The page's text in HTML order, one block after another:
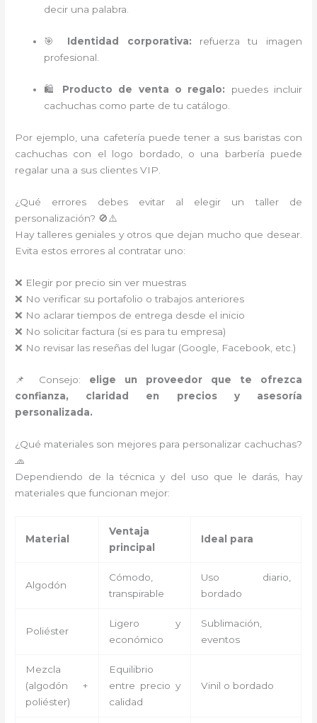
decir una palabra.
🎯 Identidad corporativa: refuerza tu imagen
profesional.
🛍️ Producto de venta o regalo: puedes incluir
cachuchas como parte de tu catálogo.
Por ejemplo, una cafetería puede tener a sus baristas con
cachuchas con el logo bordado, o una barbería puede
regalar una a sus clientes VIP.
¿Qué errores debes evitar al elegir un taller de
personalización? 🚫⚠️
Hay talleres geniales y otros que dejan mucho que desear.
Evita estos errores al contratar uno:
❌ Elegir por precio sin ver muestras
❌ No verificar su portafolio o trabajos anteriores
❌ No aclarar tiempos de entrega desde el inicio
❌ No solicitar factura (si es para tu empresa)
❌ No revisar las reseñas del lugar (Google, Facebook, etc.)
📌 Consejo: elige un proveedor que te ofrezca
confianza, claridad en precios y asesoría
personalizada.
¿Qué materiales son mejores para personalizar cachuchas?
🧢
Dependiendo de la técnica y del uso que le darás, hay
materiales que funcionan mejor:
Material
Ventaja
principal
Ideal para
Algodón
Cómodo,
transpirable
Uso diario,
bordado
Poliéster
Ligero y
económico
Sublimación,
eventos
Mezcla
(algodón +
poliéster)
Equilibrio
entre precio y
calidad
Vinil o bordado